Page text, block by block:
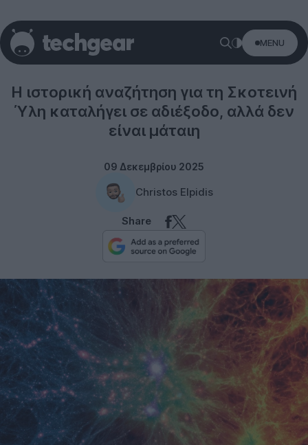
MENU
Η ιστορική αναζήτηση για τη Σκοτεινή
Ύλη καταλήγει σε αδιέξοδο, αλλά δεν
είναι μάταιη
09 Δεκεμβρίου 2025
Christos Elpidis
Share